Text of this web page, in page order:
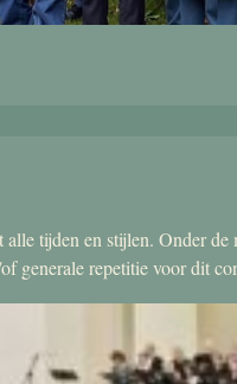
tijden en stijlen. Onder
generale repetitie voor dit